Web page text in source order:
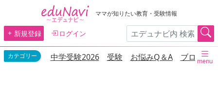
ママが知りたい教育・受験情報
新規登録 ログイン
中学受験2026 受験 お悩みQ＆A ブログmenu